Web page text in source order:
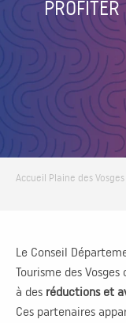
Accueil Plaine des Vosges
Le Conseil
Tourisme des
à des réductions et
Ces partenaires